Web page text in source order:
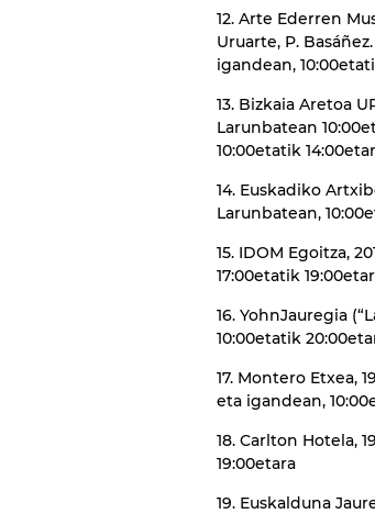
12. Arte Ederren
Uruarte, P.
igandean,
13. Bizkaia Aretoa
Larunbatean
10:00etatik
14. Euskadiko
Larunbatean,
15. IDOM Egoitza,
17:00etatik
16. YohnJauregia
10:00etatik
17. Montero Etxea,
eta igandean,
18. Carlton Hotela,
19:00etara
19. Euskalduna